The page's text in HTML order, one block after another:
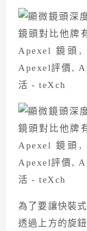
為了要讓快裝
透過上方的旋